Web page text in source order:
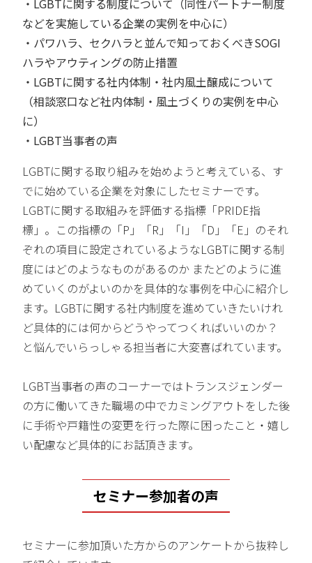
などを実施している企業の実例を中心に）
・パワハラ、セクハラと並んで知っておくべきSOGI
ハラやアウティングの防止措置
・LGBTに関する社内体制・社内風土醸成について
（相談窓口など社内体制・風土づくりの実例を中心
に）
・LGBT当事者の声
LGBTに関する取り組みを始めようと考えている、す
でに始めている企業を対象にしたセミナーです。
LGBTに関する取組みを評価する指標「PRIDE指
標」。この指標の「P」「R」「I」「D」「E」のそれ
ぞれの項目に設定されているようなLGBTに関する制
度にはどのようなものがあるのか またどのように進
めていくのがよいのかを具体的な事例を中心に紹介し
ます。LGBTに関する社内制度を進めていきたいけれ
ど具体的には何からどうやってつくればいいのか？
と悩んでいらっしゃる担当者に大変喜ばれています。
LGBT当事者の声のコーナーではトランスジェンダー
の方に働いてきた職場の中でカミングアウトをした後
に手術や戸籍性の変更を行った際に困ったこと・嬉し
い配慮など具体的にお話頂きます。
セミナー参加者の声
セミナーに参加頂いた方からのアンケートから抜粋し